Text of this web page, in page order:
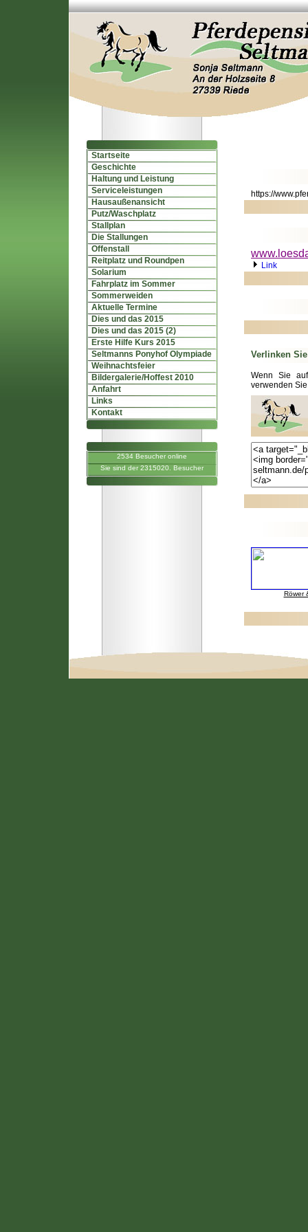
Startseite
Geschichte
Haltung und Leistung
Serviceleistungen
Hausaußenansicht
Putz/Waschplatz
Stallplan
Die Stallungen
Offenstall
Reitplatz und Roundpen
Solarium
Fahrplatz im Sommer
Sommerweiden
Aktuelle Termine
Dies und das 2015
Dies und das 2015 (2)
Erste Hilfe Kurs 2015
Seltmanns Ponyhof Olympiade
Weihnachtsfeier
Bildergalerie/Hoffest 2010
Anfahrt
Links
Kontakt
2534 Besucher online
Sie sind der 2315020. Besucher
https://
Link
Verlinken
Wenn Sie
verwenden
Röwer